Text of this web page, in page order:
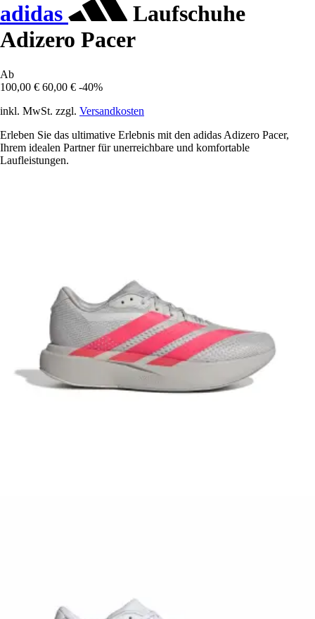
adidas
Laufschuhe
Adizero Pacer
Ab
100,00 € 60,00 € -40%
inkl. MwSt. zzgl. Versandkosten
Erleben Sie das ultimative Erlebnis mit den adidas Adizero Pacer,
Ihrem idealen Partner für unerreichbare und komfortable
Laufleistungen.